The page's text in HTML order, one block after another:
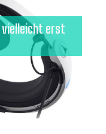
vielleicht erst